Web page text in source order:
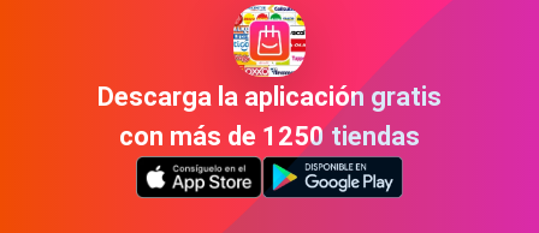
Descarga la aplicación gratis
con más de 1250 tiendas